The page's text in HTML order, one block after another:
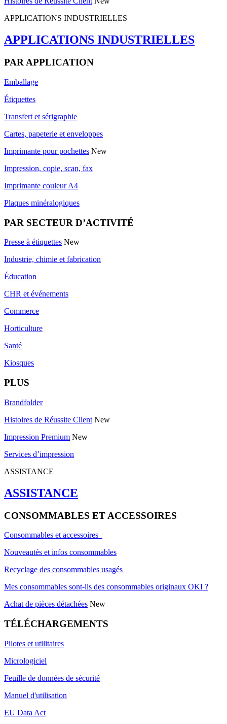
APPLICATIONS INDUSTRIELLES
APPLICATIONS INDUSTRIELLES
PAR APPLICATION
Emballage
Étiquettes
Transfert et sérigraphie
Cartes, papeterie et enveloppes
Imprimante pour pochettes New
Impression, copie, scan, fax
Imprimante couleur A4
Plaques minéralogiques
PAR SECTEUR D’ACTIVITÉ
Presse à étiquettes New
Industrie, chimie et fabrication
Éducation
CHR et événements
Commerce
Horticulture
Santé
Kiosques
PLUS
Brandfolder
Histoires de Réussite Client New
Impression Premium New
Services d’impression
ASSISTANCE
ASSISTANCE
CONSOMMABLES ET ACCESSOIRES
Consommables et accessoires
Nouveautés et infos consommables
Recyclage des consommables usagés
Mes consommables sont-ils des consommables originaux OKI ?
Achat de pièces détachées New
TÉLÉCHARGEMENTS
Pilotes et utilitaires
Micrologiciel
Feuille de données de sécurité
Manuel d'utilisation
EU Data Act